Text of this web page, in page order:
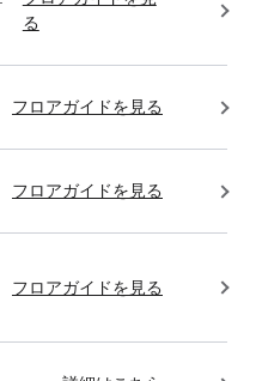
る
フロアガイドを見る
フロアガイドを見る
フロアガイドを見る